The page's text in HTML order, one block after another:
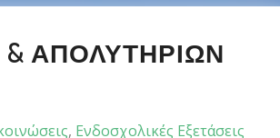
ΑΠΟΛΥΤΗΡΊΩΝ
, Ενδοσχολικές Εξετάσεις